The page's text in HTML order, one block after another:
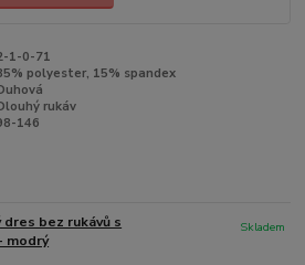
1-0-71
polyester, 15% spandex
rukáv
146
dres bez rukávů s
modrý
Skladem